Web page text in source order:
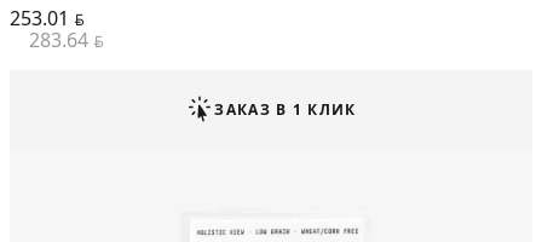
253.01 BYN
283.64 BYN
ЗАКАЗ В 1 КЛИК